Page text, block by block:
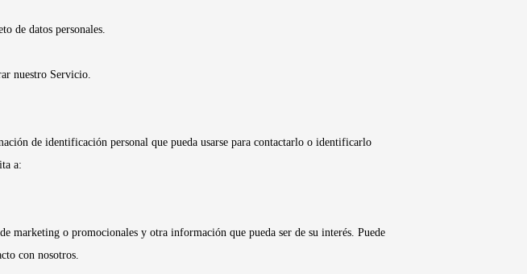
de datos personales.
nuestro Servicio.
de identificación personal que pueda usarse para contactarlo o identificarlo
a:
marketing o promocionales y otra información que pueda ser de su interés. Puede
con nosotros.